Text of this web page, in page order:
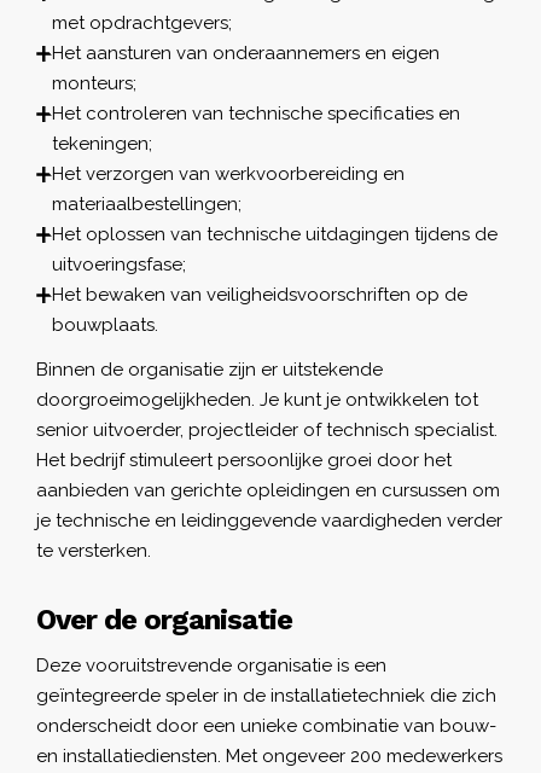
met opdrachtgevers;
Het aansturen van onderaannemers en eigen
monteurs;
Het controleren van technische specificaties en
tekeningen;
Het verzorgen van werkvoorbereiding en
materiaalbestellingen;
Het oplossen van technische uitdagingen tijdens de
uitvoeringsfase;
Het bewaken van veiligheidsvoorschriften op de
bouwplaats.
Binnen de organisatie zijn er uitstekende
doorgroeimogelijkheden. Je kunt je ontwikkelen tot
senior uitvoerder, projectleider of technisch specialist.
Het bedrijf stimuleert persoonlijke groei door het
aanbieden van gerichte opleidingen en cursussen om
je technische en leidinggevende vaardigheden verder
te versterken.
Over de organisatie
Deze vooruitstrevende organisatie is een
geïntegreerde speler in de installatietechniek die zich
onderscheidt door een unieke combinatie van bouw-
en installatiediensten. Met ongeveer 200 medewerkers